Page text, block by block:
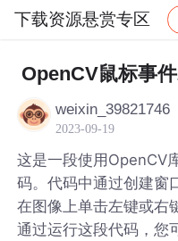
下载资源悬赏专区
社区 下载资源悬赏
OpenCV鼠标事
weixin_39821746
2023-09-19
这是一段使用OpenCV
码。代码中通过创建窗
在图像上单击左键或右
通过运行这段代码，您